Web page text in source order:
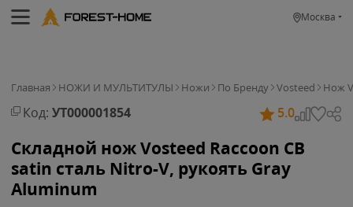
Москва
Главная НОЖИ И МУЛЬТИТУЛЫ Ножи По Бренду Vosteed Нож
Код: УТ000001854 5.0
Складной нож Vosteed Raccoon CB
satin сталь Nitro-V, рукоять Gray
Aluminum